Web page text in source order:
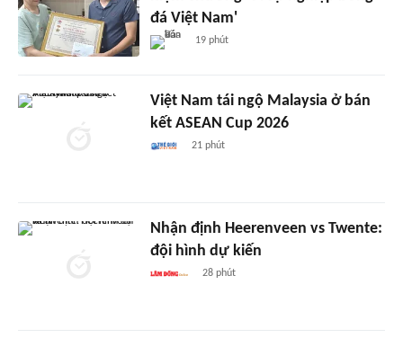
đá Việt Nam'
19 phút
Việt Nam tái ngộ Malaysia ở bán
kết ASEAN Cup 2026
21 phút
Nhận định Heerenveen vs Twente:
đội hình dự kiến
28 phút